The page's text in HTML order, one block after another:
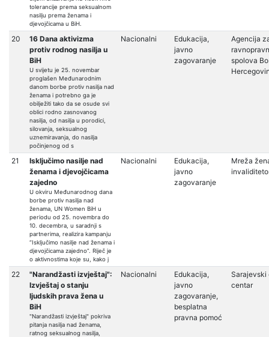
tolerancije prema seksualnom
nasilju prema ženama i
djevojčicama u BiH.
20
16 Dana aktivizma
protiv rodnog nasilja u
BiH
U svijetu je 25. novembar
proglašen Međunarodnim
danom borbe protiv nasilja nad
ženama i potrebno ga je
obilježiti tako da se osude svi
oblici rodno zasnovanog
nasilja, od nasilja u porodici,
silovanja, seksualnog
uznemiravanja, do nasilja
počinjenog od s
Nacionalni
Edukacija,
javno
zagovaranje
Agencija
spolova
21
Isključimo nasilje nad
ženama i djevojčicama
zajedno
U okviru Međunarodnog dana
borbe protiv nasilja nad
ženama, UN Women BiH u
periodu od 25. novembra do
10. decembra, u saradnji s
partnerima, realizira kampanju
“Isključimo nasilje nad ženama i
djevojčicama zajedno”. Riječ je
o aktivnostima koje su, kako j
Nacionalni
Edukacija,
javno
zagovaranje
Mreža
22
"Narandžasti izvještaj":
Izvještaj o stanju
ljudskih prava žena u
BiH
"Narandžasti izvještaj" pokriva
pitanja nasilja nad ženama,
ratnog seksualnog nasilja,
Nacionalni
Edukacija,
javno
zagovaranje,
besplatna
pravna pomoć
Sarajevski
centar